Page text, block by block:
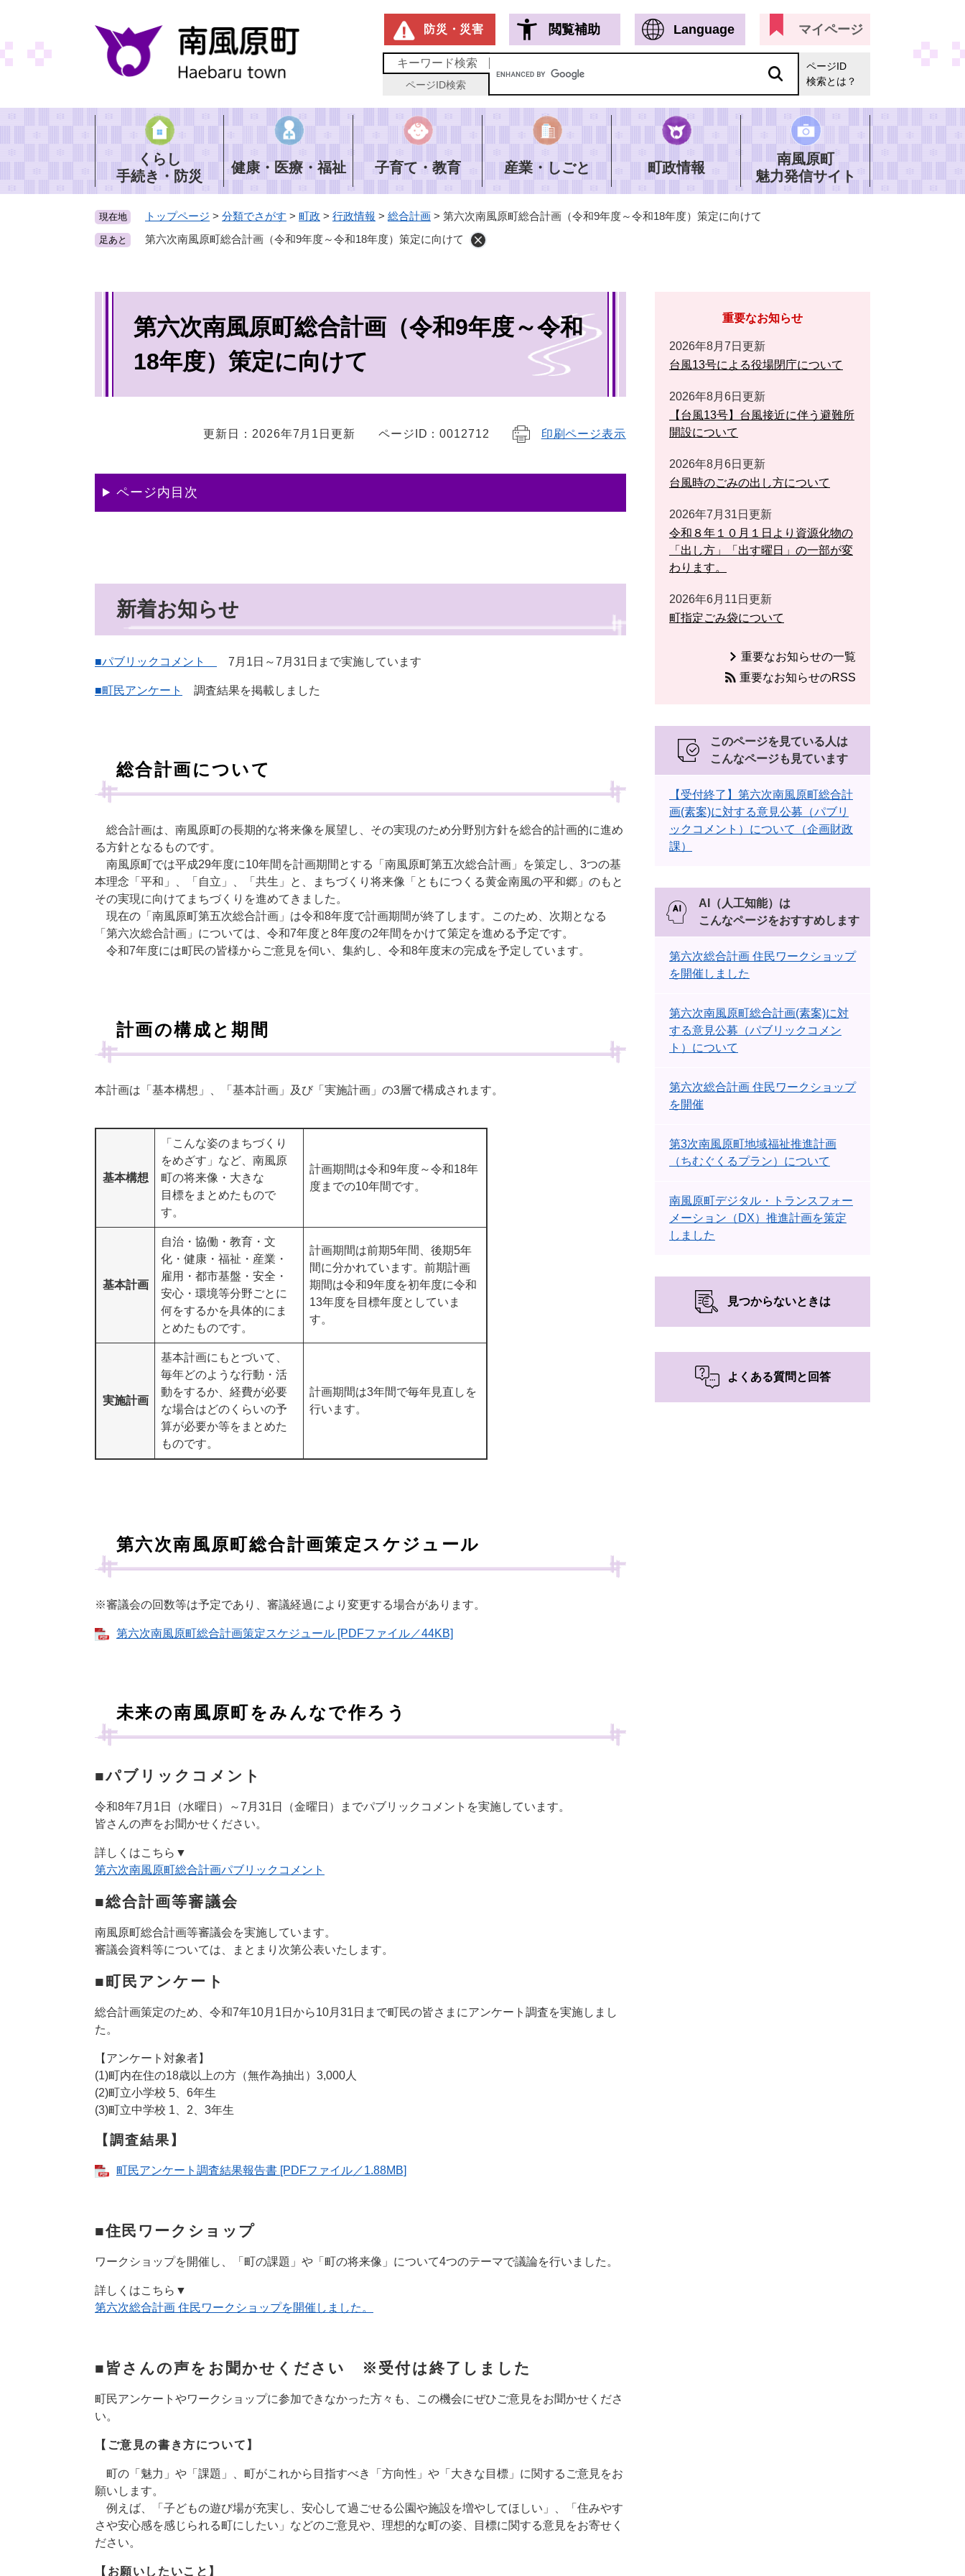
ジ
の
で
す
。
防災・災害 閲覧補助 Language マイページ
キーワード検索
ページID検索
ページID
検索とは？
くらし
手続き・防災
健康・医療・福祉 子育て・教育 産業・しごと 町政情報
南風原町
魅力発信サイト
現在地 トップページ > 分類でさがす > 町政 > 行政情報 > 総合計画 > 第六次南風原町総合計画（令和9年度～令和18年度）策定に向けて
足あと 第六次南風原町総合計画（令和9年度～令和18年度）策定に向けて
第六次南風原町総合計画（令和9年度～令和
18年度）策定に向けて
更新日：2026年7月1日更新 ページID：0012712 印刷ページ表示
ページ内目次
新着お知らせ
■パブリックコメント 7月1日～7月31日まで実施しています
■町民アンケート 調査結果を掲載しました
総合計画について
総合計画は、南風原町の長期的な将来像を展望し、その実現のため分野別方針を総合的計画的に進め
る方針となるものです。
南風原町では平成29年度に10年間を計画期間とする「南風原町第五次総合計画」を策定し、3つの基
本理念「平和」、「自立」、「共生」と、まちづくり将来像「ともにつくる黄金南風の平和郷」のもと
その実現に向けてまちづくりを進めてきました。
現在の「南風原町第五次総合計画」は令和8年度で計画期間が終了します。このため、次期となる
「第六次総合計画」については、令和7年度と8年度の2年間をかけて策定を進める予定です。
令和7年度には町民の皆様からご意見を伺い、集約し、令和8年度末の完成を予定しています。
計画の構成と期間
本計画は「基本構想」、「基本計画」及び「実施計画」の3層で構成されます。
基本構想
「こんな姿のまちづくり
をめざす」など、南風原
町の将来像・大きな
目標をまとめたもので
す。
計画期間は令和9年度～令和18年
度までの10年間です。
基本計画
自治・協働・教育・文
化・健康・福祉・産業・
雇用・都市基盤・安全・
安心・環境等分野ごとに
何をするかを具体的にま
とめたものです。
計画期間は前期5年間、後期5年
間に分かれています。前期計画
期間は令和9年度を初年度に令和
13年度を目標年度としていま
す。
実施計画
基本計画にもとづいて、
毎年どのような行動・活
動をするか、経費が必要
な場合はどのくらいの予
算が必要か等をまとめた
ものです。
計画期間は3年間で毎年見直しを
行います。
第六次南風原町総合計画策定スケジュール
※審議会の回数等は予定であり、審議経過により変更する場合があります。
第六次南風原町総合計画策定スケジュール [PDFファイル／44KB]
未来の南風原町をみんなで作ろう
■パブリックコメント
令和8年7月1日（水曜日）～7月31日（金曜日）までパブリックコメントを実施しています。
皆さんの声をお聞かせください。
詳しくはこちら▼
第六次南風原町総合計画パブリックコメント
■総合計画等審議会
南風原町総合計画等審議会を実施しています。
審議会資料等については、まとまり次第公表いたします。
■町民アンケート
総合計画策定のため、令和7年10月1日から10月31日まで町民の皆さまにアンケート調査を実施しまし
た。
【アンケート対象者】
(1)町内在住の18歳以上の方（無作為抽出）3,000人
(2)町立小学校 5、6年生
(3)町立中学校 1、2、3年生
【調査結果】
町民アンケート調査結果報告書 [PDFファイル／1.88MB]
■住民ワークショップ
ワークショップを開催し、「町の課題」や「町の将来像」について4つのテーマで議論を行いました。
詳しくはこちら▼
第六次総合計画 住民ワークショップを開催しました。
■皆さんの声をお聞かせください ※受付は終了しました
町民アンケートやワークショップに参加できなかった方々も、この機会にぜひご意見をお聞かせくださ
い。
【ご意見の書き方について】
町の「魅力」や「課題」、町がこれから目指すべき「方向性」や「大きな目標」に関するご意見をお
願いします。
例えば、「子どもの遊び場が充実し、安心して過ごせる公園や施設を増やしてほしい」、「住みやす
さや安心感を感じられる町にしたい」などのご意見や、理想的な町の姿、目標に関する意見をお寄せく
ださい。
【お願いしたいこと】
重要なお知らせ
2026年8月7日更新
台風13号による役場閉庁について
2026年8月6日更新
【台風13号】台風接近に伴う避難所
開設について
2026年8月6日更新
台風時のごみの出し方について
2026年7月31日更新
令和８年１０月１日より資源化物の
「出し方」「出す曜日」の一部が変
わります。
2026年6月11日更新
町指定ごみ袋について
重要なお知らせの一覧
重要なお知らせのRSS
このページを見ている人は
こんなページも見ています
【受付終了】第六次南風原町総合計
画(素案)に対する意見公募（パブリ
ックコメント）について（企画財政
課）
AI（人工知能）は
こんなページをおすすめします
第六次総合計画 住民ワークショップ
を開催しました
第六次南風原町総合計画(素案)に対
する意見公募（パブリックコメン
ト）について
第六次総合計画 住民ワークショップ
を開催
第3次南風原町地域福祉推進計画
（ちむぐくるプラン）について
南風原町デジタル・トランスフォー
メーション（DX）推進計画を策定
しました
見つからないときは
よくある質問と回答